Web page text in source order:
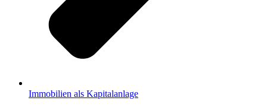
Immobilien als Kapitalanlage